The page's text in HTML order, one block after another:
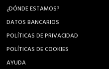
¿DÓNDE ESTAMOS?
DATOS BANCARIOS
POLÍTICAS DE PRIVACIDAD
POLÍTICAS DE COOKIES
AYUDA